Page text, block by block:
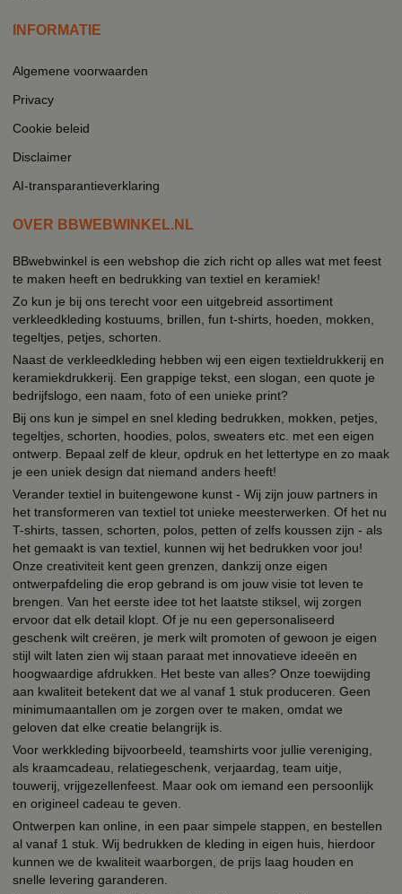
INFORMATIE
Algemene voorwaarden
Privacy
Cookie beleid
Disclaimer
AI-transparantieverklaring
OVER BBWEBWINKEL.NL
BBwebwinkel is een webshop die zich richt op alles wat met feest
te maken heeft en bedrukking van textiel en keramiek!
Zo kun je bij ons terecht voor een uitgebreid assortiment
verkleedkleding kostuums, brillen, fun t-shirts, hoeden, mokken,
tegeltjes, petjes, schorten.
Naast de verkleedkleding hebben wij een eigen textieldrukkerij en
keramiekdrukkerij. Een grappige tekst, een slogan, een quote je
bedrijfslogo, een naam, foto of een unieke print?
Bij ons kun je simpel en snel kleding bedrukken, mokken, petjes,
tegeltjes, schorten, hoodies, polos, sweaters etc. met een eigen
ontwerp. Bepaal zelf de kleur, opdruk en het lettertype en zo maak
je een uniek design dat niemand anders heeft!
Verander textiel in buitengewone kunst - Wij zijn jouw partners in
het transformeren van textiel tot unieke meesterwerken. Of het nu
T-shirts, tassen, schorten, polos, petten of zelfs koussen zijn - als
het gemaakt is van textiel, kunnen wij het bedrukken voor jou!
Onze creativiteit kent geen grenzen, dankzij onze eigen
ontwerpafdeling die erop gebrand is om jouw visie tot leven te
brengen. Van het eerste idee tot het laatste stiksel, wij zorgen
ervoor dat elk detail klopt. Of je nu een gepersonaliseerd
geschenk wilt creëren, je merk wilt promoten of gewoon je eigen
stijl wilt laten zien wij staan paraat met innovatieve ideeën en
hoogwaardige afdrukken. Het beste van alles? Onze toewijding
aan kwaliteit betekent dat we al vanaf 1 stuk produceren. Geen
minimumaantallen om je zorgen over te maken, omdat we
geloven dat elke creatie belangrijk is.
Voor werkkleding bijvoorbeeld, teamshirts voor jullie vereniging,
als kraamcadeau, relatiegeschenk, verjaardag, team uitje,
touwerij, vrijgezellenfeest. Maar ook om iemand een persoonlijk
en origineel cadeau te geven.
Ontwerpen kan online, in een paar simpele stappen, en bestellen
al vanaf 1 stuk. Wij bedrukken de kleding in eigen huis, hierdoor
kunnen we de kwaliteit waarborgen, de prijs laag houden en
snelle levering garanderen.